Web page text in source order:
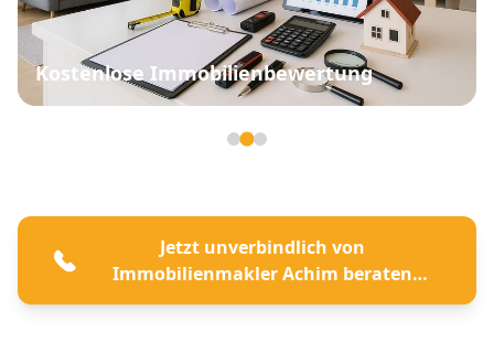
Kostenlose Immobilienbewertung
Jetzt unverbindlich von
Immobilienmakler Achim beraten
lassen